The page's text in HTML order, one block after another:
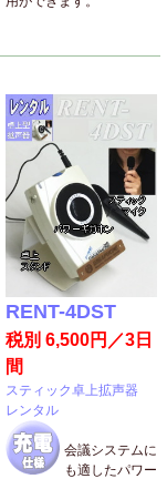
RENT-4DST
税別 6,500円／3日
間
スティック卓上拡声器
レンタル
会議システムに
も適したパワー